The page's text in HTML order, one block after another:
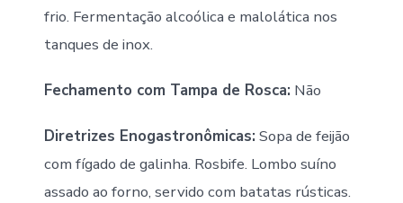
frio. Fermentação alcoólica e malolática nos
tanques de inox.
Fechamento com Tampa de Rosca: Não
Diretrizes Enogastronômicas: Sopa de feijão
com fígado de galinha. Rosbife. Lombo suíno
assado ao forno, servido com batatas rústicas.